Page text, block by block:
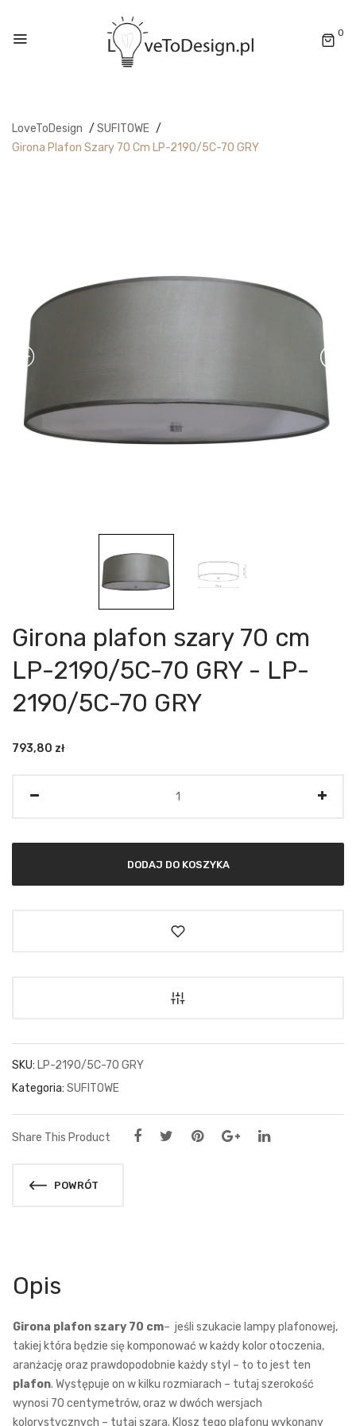
0
LoveToDesign / SUFITOWE /
Girona Plafon Szary 70 Cm LP-2190/5C-70 GRY
Girona plafon szary 70 cm
LP-2190/5C-70 GRY - LP-
2190/5C-70 GRY
793,80 zł
DODAJ DO KOSZYKA
SKU: LP-2190/5C-70 GRY
Kategoria: SUFITOWE
Share This Product
POWRÓT
Opis
Girona plafon szary 70 cm– jeśli szukacie lampy plafonowej,
takiej która będzie się komponować w każdy kolor otoczenia,
aranżację oraz prawdopodobnie każdy styl – to to jest ten
plafon. Występuje on w kilku rozmiarach – tutaj szerokość
wynosi 70 centymetrów, oraz w dwóch wersjach
kolorystycznych – tutaj szara. Klosz tego plafonu wykonany